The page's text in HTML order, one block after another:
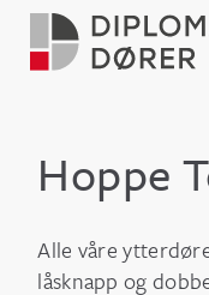
Hoppe
Alle våre
låsknapp og